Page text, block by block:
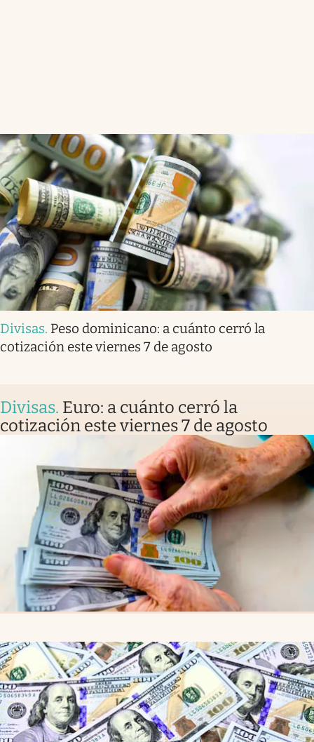
Divisas. Peso dominicano: a cuánto cerró la
cotización este viernes 7 de agosto
Divisas. Euro: a cuánto cerró la
cotización este viernes 7 de agosto